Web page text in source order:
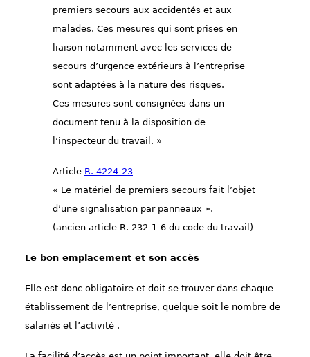
premiers secours aux accidentés et aux
malades. Ces mesures qui sont prises en
liaison notamment avec les services de
secours d’urgence extérieurs à l’entreprise
sont adaptées à la nature des risques.
Ces mesures sont consignées dans un
document tenu à la disposition de
l’inspecteur du travail. »
Article R. 4224-23
« Le matériel de premiers secours fait l’objet
d’une signalisation par panneaux ».
(ancien article R. 232-1-6 du code du travail)
Le bon emplacement et son accès
Elle est donc obligatoire et doit se trouver dans chaque
établissement de l’entreprise, quelque soit le nombre de
salariés et l’activité .